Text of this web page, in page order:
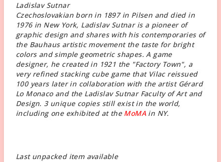
Ladislav Sutnar
Czechoslovakian born in 1897 in Pilsen and died in
1976 in New York, Ladislav Sutnar is a pioneer of
graphic design and shares with his contemporaries of
the Bauhaus artistic movement the taste for bright
colors and simple geometric shapes. A game
designer, he created in 1921 the "Factory Town", a
very refined stacking cube game that Vilac reissued
100 years later in collaboration with the artist Gérard
Lo Monaco and the Ladislav Sutnar Faculty of Art and
Design. 3 unique copies still exist in the world,
including one exhibited at the MoMA in NY.
Last unpacked item available